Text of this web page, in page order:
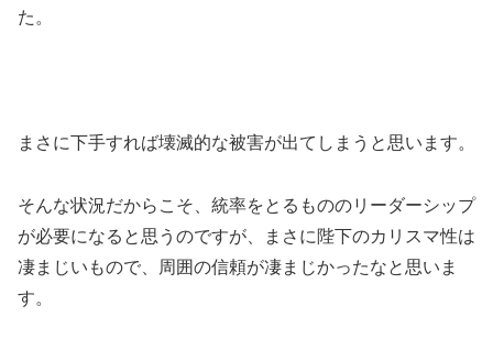
た。
まさに下手すれば壊滅的な被害が出てしまうと思います。
そんな状況だからこそ、統率をとるもののリーダーシップ
が必要になると思うのですが、まさに陛下のカリスマ性は
凄まじいもので、周囲の信頼が凄まじかったなと思いま
す。